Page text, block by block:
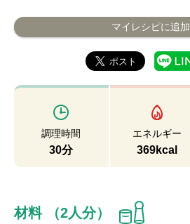
マイレシピに追加
調理時間
30分
エネルギー
369kcal
材料 （2人分）